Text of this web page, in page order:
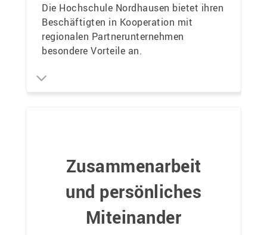
Die Hochschule Nordhausen bietet ihren
Beschäftigten in Kooperation mit
regionalen Partnerunternehmen
besondere Vorteile an.
Zusammenarbeit
und persönliches
Miteinander